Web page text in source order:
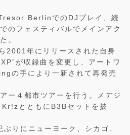
BerlinでのDJプレイ、続
のフェスティバルでメインアク
。
2001年にリリースされた自身
が収録曲を変更し、アートワ
の手により一新されて再発売
ー４都市ツアーを行う。メデジ
とともにB3Bセットを披
りにニューヨーク、シカゴ、